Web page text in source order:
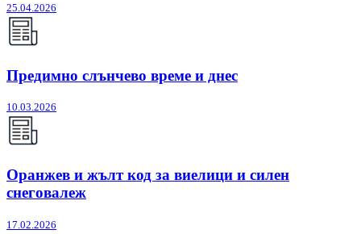
25.04.2026
Предимно слънчево време и днес
10.03.2026
Оранжев и жълт код за виелици и силен
снеговалеж
17.02.2026